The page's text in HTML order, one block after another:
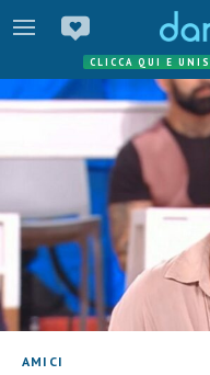
CLICCA QUI E
AMICI